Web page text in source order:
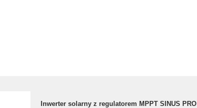
Inwerter solarny z regulatorem MPPT SINUS PRO